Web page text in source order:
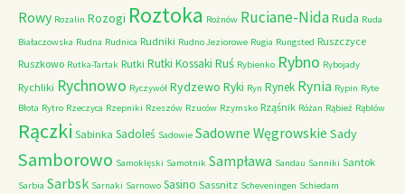
Rowy Rozalin Rozogi Roztoka Rożnów Ruciane-NidaRuda Ruda
Białaczowska Rudna Rudnica Rudniki Rudno Jeziorowe Rugia Rungsted Ruszczyce
Ruszkowo Rutka-Tartak Rutki Rutki Kossaki Ruś Rybienko Rybno Rybojady
Rychliki Rychnowo Ryczywół Rydzewo Ryki Ryn Rynek Rynia Rypin Ryte
Błota Rytro Rzeczyca Rzepniki Rzeszów Rzuców Rzymsko Rząśnik Różan Rąbież Rąblów
Rączki Sabinka Sadoleś Sadowie Sadowne Węgrowskie Sady
Samborowo Samoklęski Samotnik Sampława Sandau Sanniki Santok
Sarbia Sarbsk Sarnaki Sarnowo Sasino Sassnitz Scheveningen Schiedam